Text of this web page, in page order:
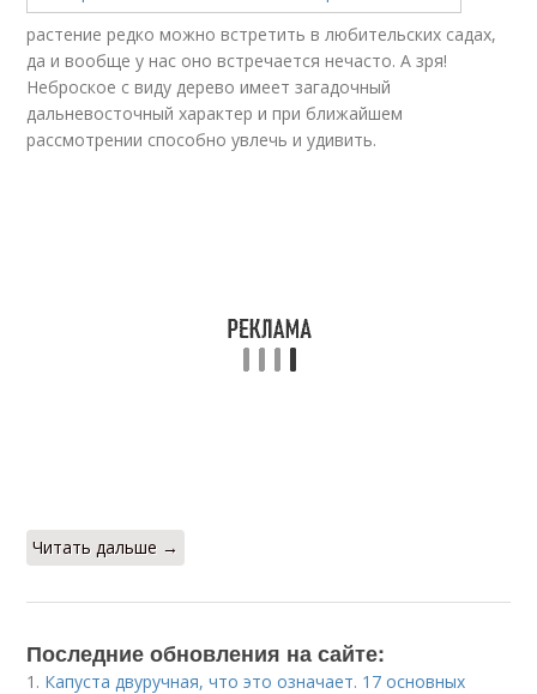
растение редко можно встретить в любительских садах,
да и вообще у нас оно встречается нечасто. А зря!
Неброское с виду дерево имеет загадочный
дальневосточный характер и при ближайшем
рассмотрении способно увлечь и удивить.
Читать дальше →
Последние обновления на сайте:
1. Капуста двуручная, что это означает. 17 основных